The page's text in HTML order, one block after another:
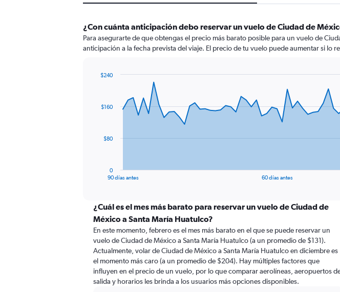
¿Con cuánta anticipación debo reservar un vuelo de Ciudad de
Para asegurarte de que obtengas el precio más barato posible para un vuelo de
anticipación a la fecha prevista del viaje. El precio de tu vuelo puede aumentar si lo
data
The
categories.
Range:
91
categories.
The
chart
has
1
Y
90 días antes 60 días antes
0
$80
$160
$240
¿Cuál es el mes más barato para reservar un vuelo de Ciudad de
México a Santa María Huatulco?
En este momento, febrero es el mes más barato en el que se puede reservar un
vuelo de Ciudad de México a Santa María Huatulco (a un promedio de $131).
Actualmente, volar de Ciudad de México a Santa María Huatulco en diciembre es
el momento más caro (a un promedio de $204). Hay múltiples factores que
influyen en el precio de un vuelo, por lo que comparar aerolíneas, aeropuertos
salida y horarios les brinda a los usuarios más opciones disponibles.